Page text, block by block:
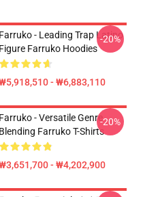
Farruko - Leading Trap Latino
Figure Farruko Hoodies
- ₩6,883,110
-20%
Farruko - Versatile Genre
Blending Farruko T-Shirts
- ₩4,202,900
-20%